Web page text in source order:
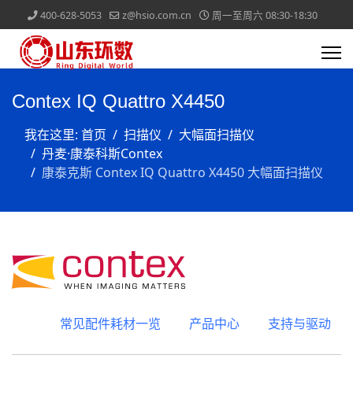
400-628-5053 z@hsio.com.cn 周一至周六 08:30-18:30
Contex IQ Quattro X4450
我在这里: 首页 扫描仪
大幅面扫描仪
丹麦·康泰科斯Contex
康泰克斯 Contex IQ Quattro X4450 大幅面扫描仪
常见配件耗材一览 产品中心 支持与驱动